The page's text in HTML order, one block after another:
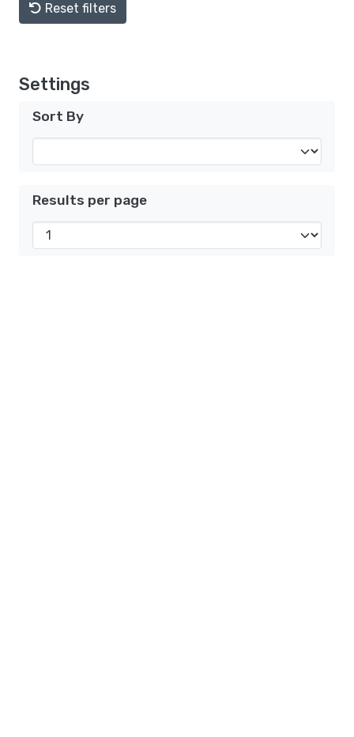
Reset filters
Settings
Sort By
Results per page